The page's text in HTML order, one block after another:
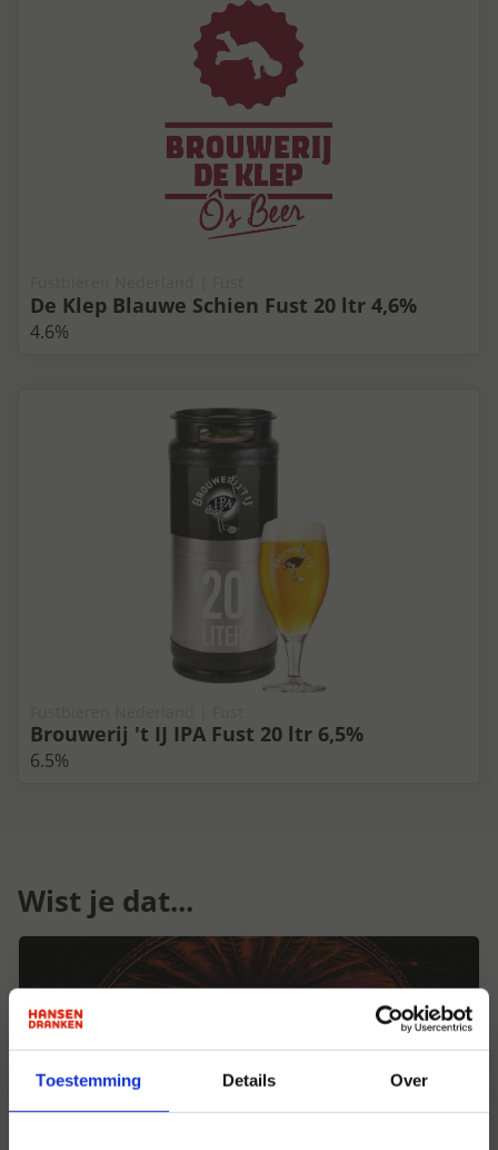
Toestemming Details Over
De Klep Blauwe Schien Fust 20 ltr 4,6%
4.6%
Brouwerij 't IJ IPA Fust 20 ltr 6,5%
6.5%
Wist je dat...